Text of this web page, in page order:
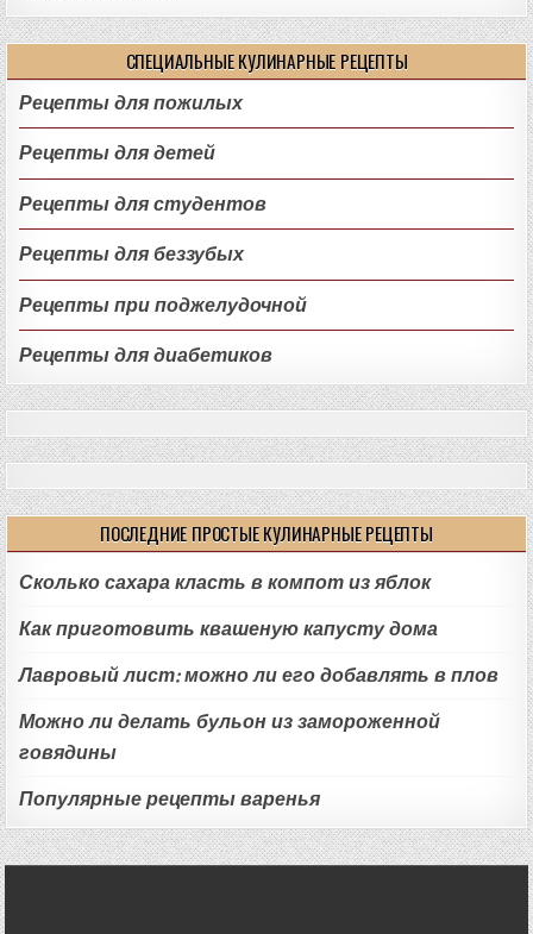
СПЕЦИАЛЬНЫЕ КУЛИНАРНЫЕ РЕЦЕПТЫ
Рецепты для пожилых
Рецепты для детей
Рецепты для студентов
Рецепты для беззубых
Рецепты при поджелудочной
Рецепты для диабетиков
ПОСЛЕДНИЕ ПРОСТЫЕ КУЛИНАРНЫЕ РЕЦЕПТЫ
Сколько сахара класть в компот из яблок
Как приготовить квашеную капусту дома
Лавровый лист: можно ли его добавлять в плов
Можно ли делать бульон из замороженной
говядины
Популярные рецепты варенья